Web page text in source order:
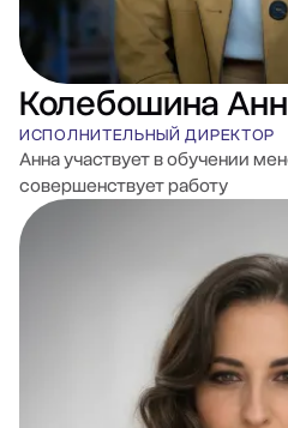
Колебошина
ИСПОЛНИТЕЛЬНЫЙ ДИРЕКТОР
Анна участвует в обучении
совершенствует работу